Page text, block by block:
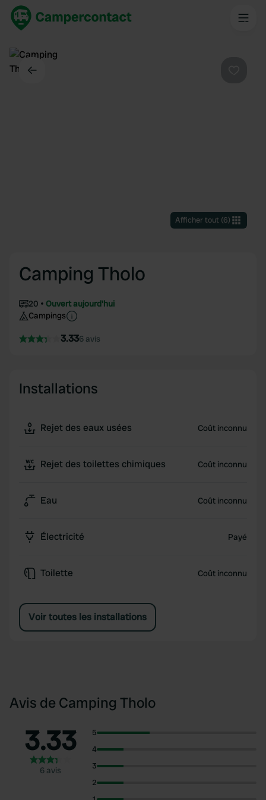
Afficher tout(6)
Camping Tholo
20
Ouvert aujourd'hui
Campings
3.336 avis
Installations
Rejet des eaux usées Coût inconnu
Rejet des toilettes chimiques Coût inconnu
Eau Coût inconnu
Électricité Payé
Toilette Coût inconnu
Voir toutes les installations
Avis de Camping Tholo
3.33
6 avis
5
4
3
2